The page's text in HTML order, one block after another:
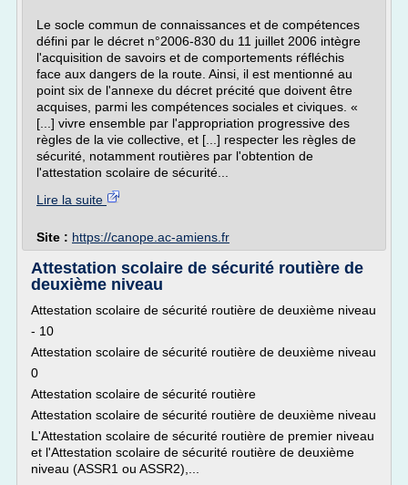
Le socle commun de connaissances et de compétences
défini par le décret n°2006-830 du 11 juillet 2006 intègre
l'acquisition de savoirs et de comportements réfléchis
face aux dangers de la route. Ainsi, il est mentionné au
point six de l'annexe du décret précité que doivent être
acquises, parmi les compétences sociales et civiques. «
[...] vivre ensemble par l'appropriation progressive des
règles de la vie collective, et [...] respecter les règles de
sécurité, notamment routières par l'obtention de
l'attestation scolaire de sécurité...
Lire la suite
Site : https://canope.ac-amiens.fr
Attestation scolaire de sécurité routière de
deuxième niveau
Attestation scolaire de sécurité routière de deuxième niveau
- 10
Attestation scolaire de sécurité routière de deuxième niveau
0
Attestation scolaire de sécurité routière
Attestation scolaire de sécurité routière de deuxième niveau
L'Attestation scolaire de sécurité routière de premier niveau
et l'Attestation scolaire de sécurité routière de deuxième
niveau (ASSR1 ou ASSR2),...